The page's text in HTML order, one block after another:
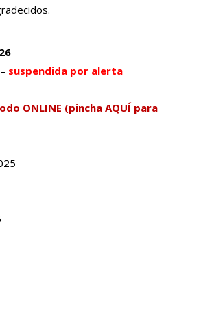
suspendida por alerta
ONLINE (pincha AQUÍ para